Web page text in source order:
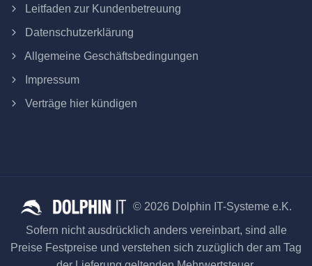
Leitfaden zur Kundenbetreuung
Datenschutzerklärung
Allgemeine Geschäftsbedingungen
Impressum
Verträge hier kündigen
© 2026 Dolphin IT-Systeme e.K.
Sofern nicht ausdrücklich anders vereinbart, sind alle
Preise Festpreise und verstehen sich zuzüglich der am Tag